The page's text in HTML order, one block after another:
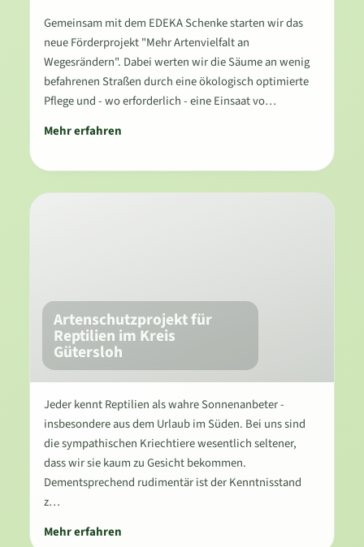
Gemeinsam mit dem EDEKA Schenke starten wir das
neue Förderprojekt "Mehr Artenvielfalt an
Wegesrändern". Dabei werten wir die Säume an wenig
befahrenen Straßen durch eine ökologisch optimierte
Pflege und - wo erforderlich - eine Einsaat vo…
Mehr erfahren
Artenschutzprojekt für
Reptilien im Kreis
Gütersloh
Jeder kennt Reptilien als wahre Sonnenanbeter -
insbesondere aus dem Urlaub im Süden. Bei uns sind
die sympathischen Kriechtiere wesentlich seltener,
dass wir sie kaum zu Gesicht bekommen.
Dementsprechend rudimentär ist der Kenntnisstand
z…
Mehr erfahren